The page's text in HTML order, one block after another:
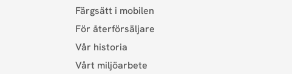
Färgsätt i mobilen
För återförsäljare
Vår historia
Vårt miljöarbete